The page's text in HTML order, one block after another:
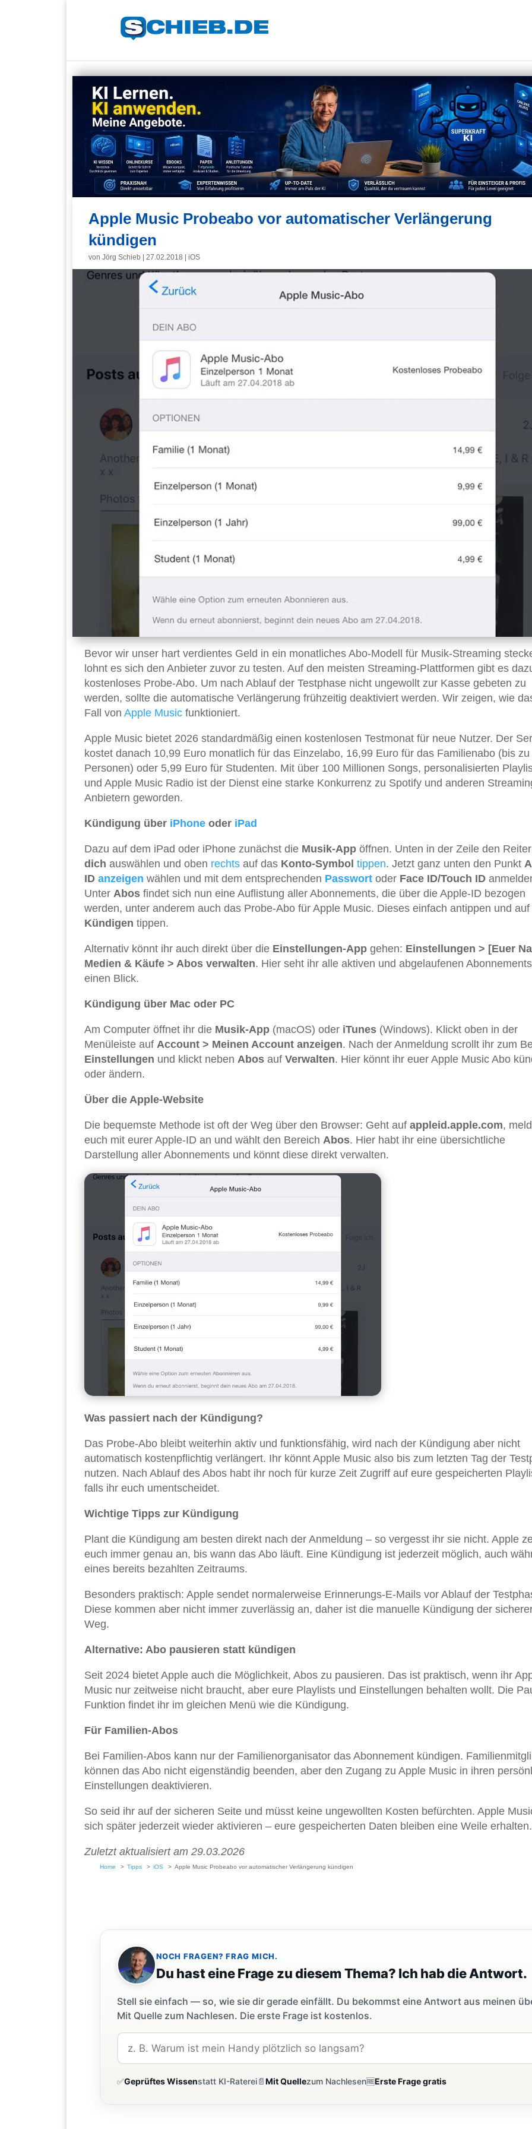
Apple Music Probeabo vor automatischer Verlängerung
kündigen
von Jörg Schieb 27.02.2018 iOS
Bevor wir unser hart verdientes Geld in ein monatliches Abo-Modell für Musik-Streaming
lohnt es sich den Anbieter zuvor zu testen. Auf den meisten Streaming-Plattformen gibt es
kostenloses Probe-Abo. Um nach Ablauf der Testphase nicht ungewollt zur Kasse gebeten zu
werden, sollte die automatische Verlängerung frühzeitig deaktiviert werden. Wir zeigen, wie
Fall von Apple Music funktioniert.
Apple Music bietet 2026 standardmäßig einen kostenlosen Testmonat für neue Nutzer. Der
kostet danach 10,99 Euro monatlich für das Einzelabo, 16,99 Euro für das Familienabo (bis zu
Personen) oder 5,99 Euro für Studenten. Mit über 100 Millionen Songs, personalisierten
und Apple Music Radio ist der Dienst eine starke Konkurrenz zu Spotify und anderen
Anbietern geworden.
Kündigung über iPhone oder iPad
Dazu auf dem iPad oder iPhone zunächst die Musik-App öffnen. Unten in der Zeile den
dich auswählen und oben rechts auf das Konto-Symbol tippen. Jetzt ganz unten den Punkt
ID anzeigen wählen und mit dem entsprechenden Passwort oder Face ID/Touch ID
Unter Abos findet sich nun eine Auflistung aller Abonnements, die über die Apple-ID bezogen
werden, unter anderem auch das Probe-Abo für Apple Music. Dieses einfach antippen und auf
Kündigen tippen.
Alternativ könnt ihr auch direkt über die Einstellungen-App gehen: Einstellungen > [Euer
Medien & Käufe > Abos verwalten. Hier seht ihr alle aktiven und abgelaufenen
einen Blick.
Kündigung über Mac oder PC
Am Computer öffnet ihr die Musik-App (macOS) oder iTunes (Windows). Klickt oben in der
Menüleiste auf Account > Meinen Account anzeigen. Nach der Anmeldung scrollt ihr zum
Einstellungen und klickt neben Abos auf Verwalten. Hier könnt ihr euer Apple Music Abo
oder ändern.
Über die Apple-Website
Die bequemste Methode ist oft der Weg über den Browser: Geht auf appleid.apple.com,
euch mit eurer Apple-ID an und wählt den Bereich Abos. Hier habt ihr eine übersichtliche
Darstellung aller Abonnements und könnt diese direkt verwalten.
Was passiert nach der Kündigung?
Das Probe-Abo bleibt weiterhin aktiv und funktionsfähig, wird nach der Kündigung aber nicht
automatisch kostenpflichtig verlängert. Ihr könnt Apple Music also bis zum letzten Tag der
nutzen. Nach Ablauf des Abos habt ihr noch für kurze Zeit Zugriff auf eure gespeicherten
falls ihr euch umentscheidet.
Wichtige Tipps zur Kündigung
Plant die Kündigung am besten direkt nach der Anmeldung – so vergesst ihr sie nicht. Apple
euch immer genau an, bis wann das Abo läuft. Eine Kündigung ist jederzeit möglich, auch
eines bereits bezahlten Zeitraums.
Besonders praktisch: Apple sendet normalerweise Erinnerungs-E-Mails vor Ablauf der
Diese kommen aber nicht immer zuverlässig an, daher ist die manuelle Kündigung der
Weg.
Alternative: Abo pausieren statt kündigen
Seit 2024 bietet Apple auch die Möglichkeit, Abos zu pausieren. Das ist praktisch, wenn ihr
Music nur zeitweise nicht braucht, aber eure Playlists und Einstellungen behalten wollt. Die
Funktion findet ihr im gleichen Menü wie die Kündigung.
Für Familien-Abos
Bei Familien-Abos kann nur der Familienorganisator das Abonnement kündigen.
können das Abo nicht eigenständig beenden, aber den Zugang zu Apple Music in ihren
Einstellungen deaktivieren.
So seid ihr auf der sicheren Seite und müsst keine ungewollten Kosten befürchten. Apple
sich später jederzeit wieder aktivieren – eure gespeicherten Daten bleiben eine Weile erhalten.
Zuletzt aktualisiert am 29.03.2026
Home Tipps iOS Apple Music Probeabo vor automatischer Verlängerung kündigen
NOCH FRAGEN? FRAG MICH.
Du hast eine Frage zu diesem Thema? Ich hab die Antwort.
Stell sie einfach — so, wie sie dir gerade einfällt. Du bekommst eine Antwort aus meinen
Mit Quelle zum Nachlesen. Die erste Frage ist kostenlos.
✅Geprüftes Wissenstatt KI-Raterei📄Mit Quellezum Nachlesen🆓Erste Frage gratis